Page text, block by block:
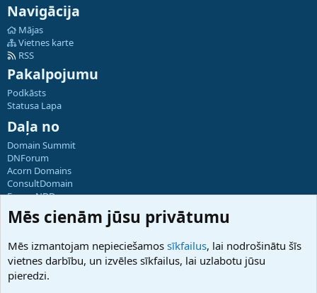
Navigācija
Mājas
Vietnes karte
RSS
Pakalpojumu
Podkāsts
Statusa Lapa
Daļa no
Domain Summit
DNForum
Acorn Domains
ConsultDomain
ForumNDD
Domainforum.ro
27.be
Hostmaria
Atbalsts
Mēs cienām jūsu privātumu
Mēs izmantojam nepieciešamos sīkfailus, lai nodrošinātu šīs
vietnes darbību, un izvēles sīkfailus, lai uzlabotu jūsu
pieredzi.